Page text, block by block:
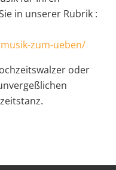
in unserer Rubrik :
zum-ueben/
oder